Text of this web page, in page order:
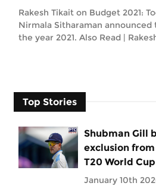
Rakesh Tikait on Budget 2021:
Nirmala Sitharaman
the year 2021. Also Read |
Top Stories
Shubman Gill
exclusion from
T20 World
January 10th